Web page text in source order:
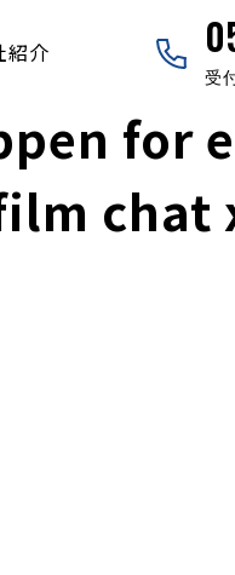
紹介
受
for
chat